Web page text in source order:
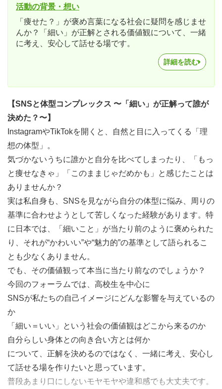
活動の背景・想い
「痩せた？」が褒め言葉になる社会に疑問を感じませ
んか？「細い」が正解とされる価値観について、一緒
に考え、安心して話せる場です。
詳細を読む
【SNSと体型コンプレックス 〜「細い」が正解って誰が
決めた？〜】
InstagramやTikTokを開くと、自然と目に入ってくる「理
想の体型」。
気づかないうちに誰かと自分を比べてしまったり、「もっ
と痩せなきゃ」「このままじゃだめかも」と感じたことは
ありませんか？
実は私自身も、SNSを見ながら自分の体型に悩み、周りの
基準に合わせようとして苦しくなった経験があります。特
に日本では、「細いこと」が当たり前のように褒められた
り、それが“かわいい”や“魅力的”の基準として語られるこ
とも少なくありません。
でも、その価値観って本当に当たり前なのでしょうか？
今回のフォーラムでは、高校生を中心に
SNSが私たちの自己イメージにどんな影響を与えているの
か
「細い＝いい」という社会の価値観はどこから来るのか
自分らしい身体との向き合い方とは何か
について、正解を決めるのではなく、一緒に考え、安心し
て話せる場を作りたいと思っています。
普段あまり口にしないモヤモヤや違和感でも大丈夫です。